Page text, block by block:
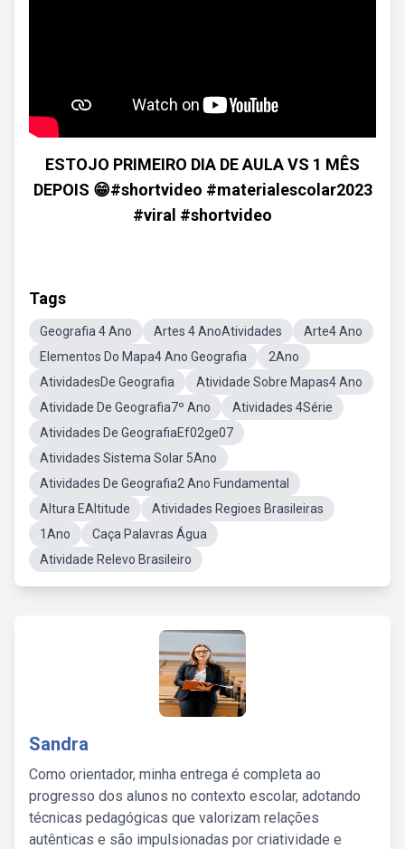
ESTOJO PRIMEIRO DIA DE AULA VS 1 MÊS
DEPOIS 😁#shortvideo #materialescolar2023
#viral #shortvideo
Tags
Geografia 4 Ano Artes 4 AnoAtividades
Arte4 Ano
Elementos Do Mapa4 Ano Geografia
2Ano
AtividadesDe Geografia
Atividade Sobre Mapas4 Ano
Atividade De Geografia7º Ano
Atividades 4Série
Atividades De GeografiaEf02ge07
Atividades Sistema Solar 5Ano
Atividades De Geografia2 Ano Fundamental
Altura EAltitude
Atividades Regioes Brasileiras
1Ano
Caça Palavras Água
Atividade Relevo Brasileiro
Sandra
Como orientador, minha entrega é completa ao
progresso dos alunos no contexto escolar, adotando
técnicas pedagógicas que valorizam relações
autênticas e são impulsionadas por criatividade e